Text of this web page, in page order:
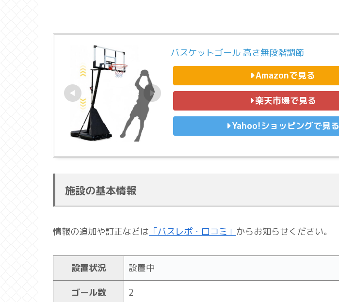
バスケットゴール 高さ無段階調節
Amazonで見る
楽天市場で見る
Yahoo!ショッピングで見る
施設の基本情報
情報の追加や訂正などは 「バスレポ・口コミ」 からお知らせください。
設置状況 設置中
ゴール数 2